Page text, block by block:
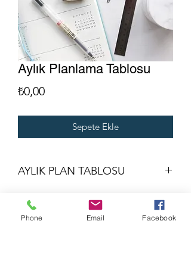
Aylık Planlama Tablosu
₺0,00Fiyat
Sepete Ekle
AYLIK PLAN TABLOSU
Phone Email Facebook